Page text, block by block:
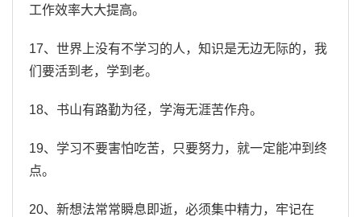
工作效率大大提高。
17、世界上没有不学习的人，知识是无边无际的，我
们要活到老，学到老。
18、书山有路勤为径，学海无涯苦作舟。
19、学习不要害怕吃苦，只要努力，就一定能冲到终
点。
20、新想法常常瞬息即逝，必须集中精力，牢记在